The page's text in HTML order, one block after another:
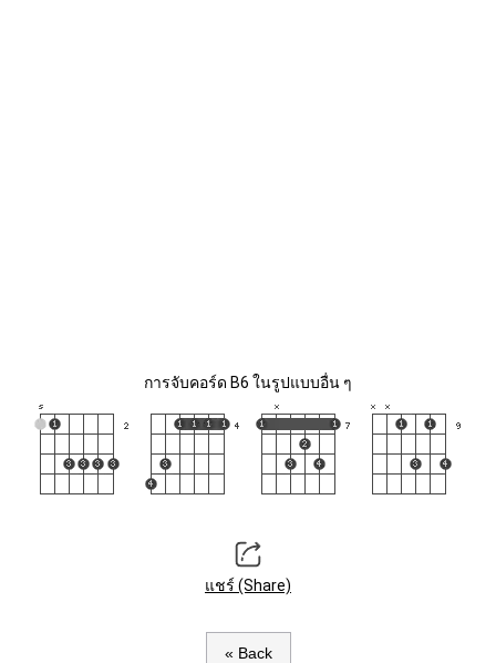
การจับคอร์ด B6 ในรูปแบบอื่น ๆ
แชร์ (Share)
« Back